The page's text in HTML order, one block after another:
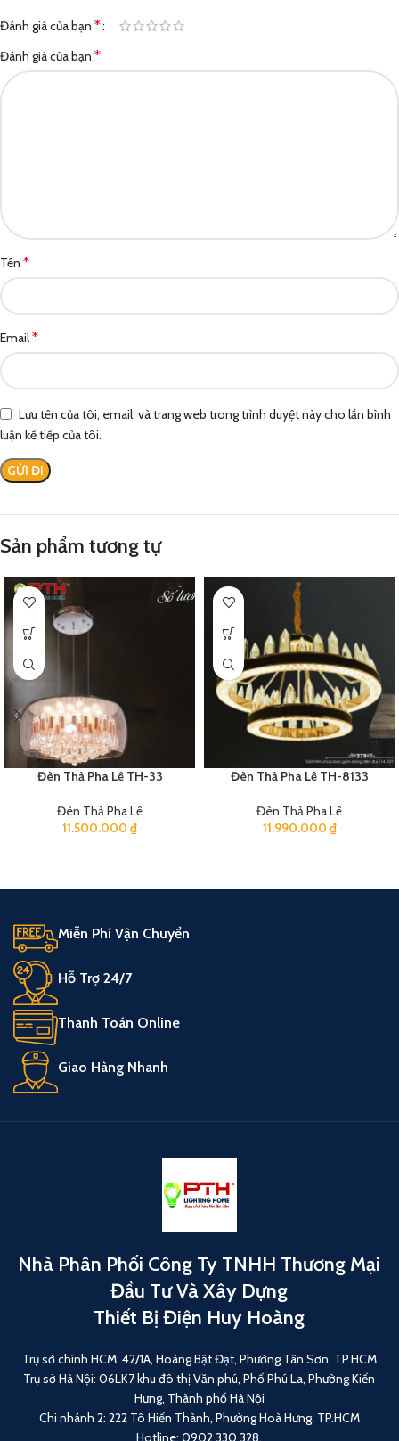
Đánh giá của bạn *
Đánh giá của bạn *
Tên *
Email*
Lưu tên của tôi, email, và trang web trong trình duyệt này cho lần bình
luận kế tiếp của tôi.
Sản phẩm tương tự
Đèn Thả Pha Lê TH-33
Đèn Thả Pha Lê
11.500.000 ₫
Đèn Thả Pha Lê TH-8133
Đèn Thả Pha Lê
11.990.000 ₫
Miễn Phí Vận Chuyển
Hỗ Trợ 24/7
Thanh Toán Online
Giao Hàng Nhanh
Nhà Phân Phối Công Ty TNHH Thương Mại
Đầu Tư Và Xây Dựng
Thiết Bị Điện Huy Hoàng
Trụ sở chính HCM: 42/1A, Hoàng Bật Đạt, Phường Tân Sơn, TP.HCM
Trụ sở Hà Nội: 06LK7 khu đô thị Văn phú, Phố Phú La, Phường Kiến
Hưng, Thành phố Hà Nội
Chi nhánh 2: 222 Tô Hiến Thành, Phường Hoà Hưng, TP.HCM
Hotline: 0902 330 328.